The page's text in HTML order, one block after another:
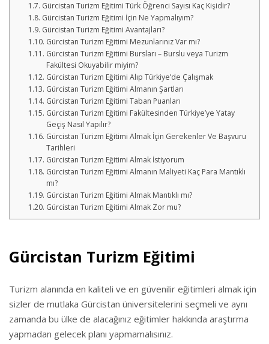
Gürcistan Turizm Eğitimi Türk Öğrenci Sayısı Kaç Kişidir?
Gürcistan Turizm Eğitimi İçin Ne Yapmalıyım?
Gürcistan Turizm Eğitimi Avantajları?
Gürcistan Turizm Eğitimi Mezunlarınız Var mı?
Gürcistan Turizm Eğitimi Bursları – Burslu veya Turizm
Fakültesi Okuyabilir miyim?
Gürcistan Turizm Eğitimi Alıp Türkiye’de Çalışmak
Gürcistan Turizm Eğitimi Almanın Şartları
Gürcistan Turizm Eğitimi Taban Puanları
Gürcistan Turizm Eğitimi Fakültesinden Türkiye’ye Yatay
Geçiş Nasıl Yapılır?
Gürcistan Turizm Eğitimi Almak İçin Gerekenler Ve Başvuru
Tarihleri
Gürcistan Turizm Eğitimi Almak İstiyorum
Gürcistan Turizm Eğitimi Almanın Maliyeti Kaç Para Mantıklı
mı?
Gürcistan Turizm Eğitimi Almak Mantıklı mı?
Gürcistan Turizm Eğitimi Almak Zor mu?
Gürcistan Turizm Eğitimi
Turizm alanında en kaliteli ve en güvenilir eğitimleri almak için
sizler de mutlaka Gürcistan üniversitelerini seçmeli ve aynı
zamanda bu ülke de alacağınız eğitimler hakkında araştırma
yapmadan gelecek planı yapmamalısınız.